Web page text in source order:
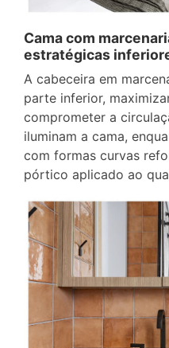
Cama com
estratégicas
A cabeceira em
parte inferior,
comprometer a
iluminam a cama,
com formas curvas
pórtico aplicado ao